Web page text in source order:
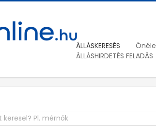
ÁLLÁSKERESÉS
ÁLLÁSHIRDETÉS FELADÁS